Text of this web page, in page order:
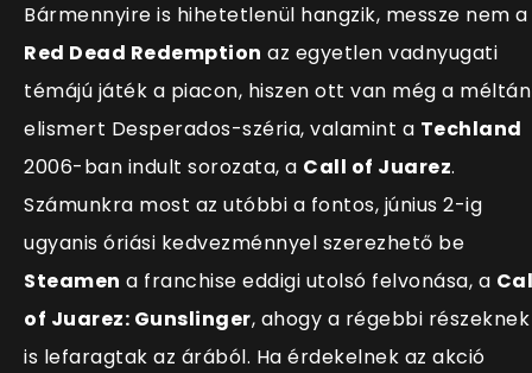
Bármennyire is hihetetlenül hangzik, messze nem a
Red Dead Redemption az egyetlen vadnyugati
témájú játék a piacon, hiszen ott van még a méltán
elismert Desperados-széria, valamint a Techland
2006-ban indult sorozata, a Call of Juarez.
Számunkra most az utóbbi a fontos, június 2-ig
ugyanis óriási kedvezménnyel szerezhető be
Steamen a franchise eddigi utolsó felvonása, a
of Juarez: Gunslinger, ahogy a régebbi részeknek
is lefaragtak az árából. Ha érdekelnek az akció